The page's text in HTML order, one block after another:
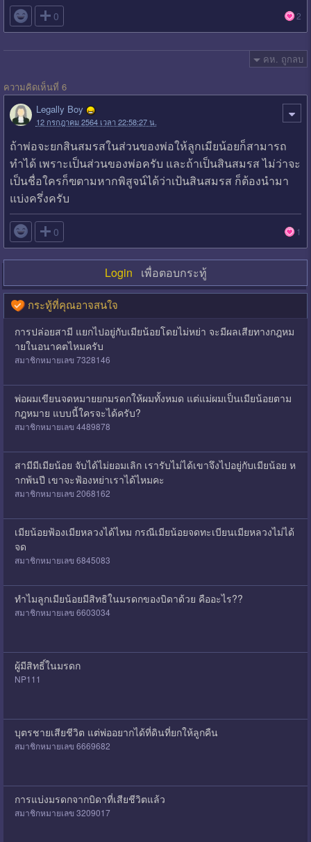
 0 2
คห. ถูกลบ
ความคิดเห็นที่ 6
Legally Boy
12 กรกฎาคม 2564 เวลา 22:58:27 น.
ถ้าพ่อจะยกสินสมรสในส่วนของพ่อให้ลูกเมียน้อยก็สามารถ
ทำได้ เพราะเป็นส่วนของพ่อครับ และถ้าเป็นสินสมรส ไม่ว่าจะ
เป็นชื่อใครก็ฃตามหากพิสูจน์ได้ว่าเป้นสินสมรส ก็ต้องนำมา
แบ่งครึ่งครับ
 0 1
Login เพื่อตอบกระทู้
กระทู้ที่คุณอาจสนใจ
การปล่อยสามี แยกไปอยู่กับเมียน้อยโดยไม่หย่า จะมีผลเสียทางกฎหม
ายในอนาคตไหมครับ
สมาชิกหมายเลข 7328146
พ่อผมเขียนจดหมายยกมรดกให้ผมทั้งหมด แต่แม่ผมเป็นเมียน้อยตาม
กฎหมาย แบบนี้ใครจะได้ครับ?
สมาชิกหมายเลข 4489878
สามีมีเมียน้อย จับได้ไม่ยอมเลิก เรารับไม่ได้เขาจึงไปอยู่กับเมียน้อย ห
ากพ้นปี เขาจะฟ้องหย่าเราได้ไหมคะ
สมาชิกหมายเลข 2068162
เมียน้อยฟ้องเมียหลวงได้ไหม กรณีเมียน้อยจดทะเบียนเมียหลวงไม่ได้
จด
สมาชิกหมายเลข 6845083
ทำไมลูกเมียน้อยมีสิทธิในมรดกของบิดาด้วย คืออะไร??
สมาชิกหมายเลข 6603034
ผู้มีสิทธิ์ในมรดก
NP111
บุตรชายเสียชีวิต แต่พ่ออยากได้ที่ดินที่ยกให้ลูกคืน
สมาชิกหมายเลข 6669682
การแบ่งมรดกจากบิดาที่เสียชีวิตแล้ว
สมาชิกหมายเลข 3209017